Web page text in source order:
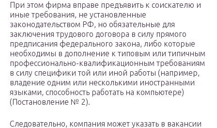
При этом фирма вправе предъявить к соискателю и
иные требования, не установленные
законодательством РФ, но обязательные для
заключения трудового договора в силу прямого
предписания федерального закона, либо которые
необходимы в дополнение к типовым или типичным
профессионально-квалификационным требованиям
в силу специфики той или иной работы (например,
владение одним или несколькими иностранными
языками, способность работать на компьютере)
(Постановление № 2).
Следовательно, компания может указать в вакансии